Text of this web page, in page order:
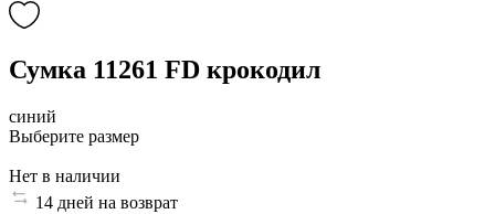
Сумка 11261 FD крокодил
синий
Выберите размер
Нет в наличии
14 дней на возврат